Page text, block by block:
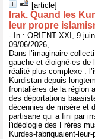
[article]
Irak. Quand les
leur propre
- In : ORIENT XXI, 9
09/06/2026,
Dans l’imaginaire
gauche et éloigné·es
réalité plus complexe :
Kurdistan depuis
frontalières de la région
des déportations
décennies de misère et
partisane qui a fini par
l'idéologie des Frères
Kurdes-fabriquaient-